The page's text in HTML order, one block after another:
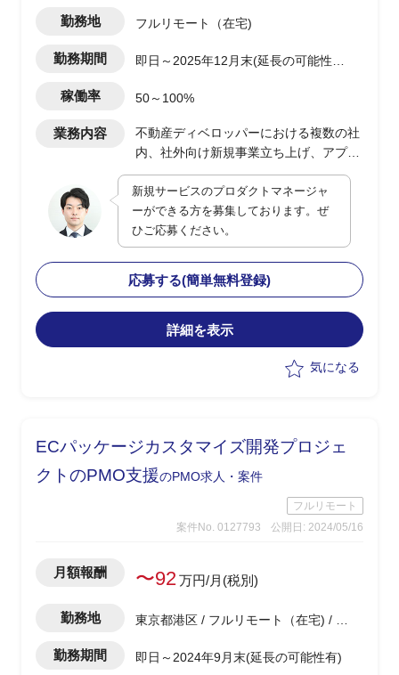
勤務地 フルリモート（在宅)
勤務期間
即日～2025年12月末(延長の可能性有
稼働率 50～100%
業務内容
不動産ディベロッパーにおける複数の社
内、社外向け新規事業立ち上げ、アプリ
ケーションサービス開発におけるプロダ
クトマネージャー
・toB、toC向けアプリケーションサービ
スの企画、開発進行、および社内業務部
門におけるAsIsToBe業務プロセス、運用
フローの整理
・26年春のリリースに向けたプロダクト
についてはサービス機能開発は進行して
いるが、サービス全体のグランドデザイ
ン、ビジネススキームのデザインについ
きたい
新規サービスのプロダクトマネージャ
ーができる方を募集しております。ぜ
ひご応募ください。
応募する(簡単無料登録)
詳細を表示
気になる
ECパッケージカスタマイズ開発プロジェ
クトのPMO支援のPMO求人・案件
フルリモート
案件No. 0127793
公開日: 2024/05/16
月額報酬 〜92万円/月(税別)
勤務地
東京都港区 / フルリモート（在宅) / 浜
勤務期間 即日～2024年9月末(延長の可能性有)